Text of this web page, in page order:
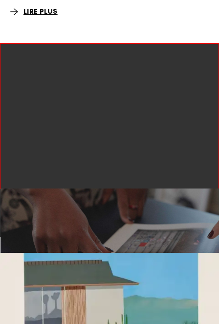
LIRE PLUS